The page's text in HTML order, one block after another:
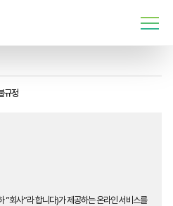
규정
”회사”라 합니다)가 제공하는 온라인 서비스를